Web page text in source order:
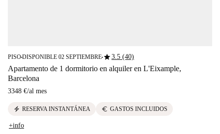
PISO■DISPONIBLE 02 SEPTIEMBRE■star3.5 (40)
Apartamento de 1 dormitorio en alquiler en L'Eixample,
Barcelona
3348 €/al mes
electric_bolt RESERVA INSTANTÁNEA euro GASTOS INCLUIDOS
+info